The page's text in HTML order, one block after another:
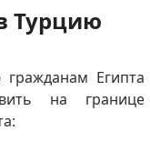
Турцию
Египта
на границе